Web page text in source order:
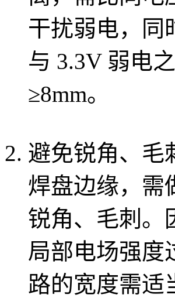
干扰弱电，同
与 3.3V 弱电
≥8mm。
避免锐角、毛
焊盘边缘，需
锐角、毛刺。
局部电场强度
路的宽度需适